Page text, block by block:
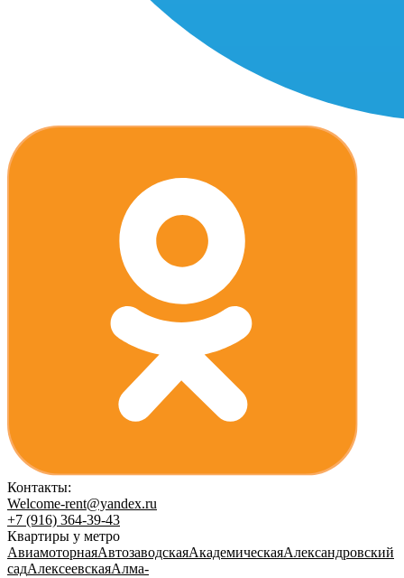
Контакты:
Welcome-rent@yandex.ru
+7 (916) 364-39-43
Квартиры у метро
АвиамоторнаяАвтозаводскаяАкадемическаяАлександровский
садАлексеевскаяАлма-